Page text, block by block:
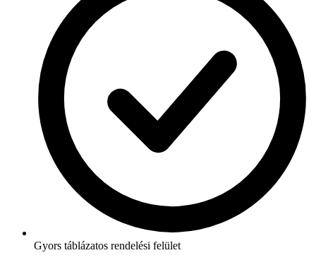
Gyors táblázatos rendelési felület